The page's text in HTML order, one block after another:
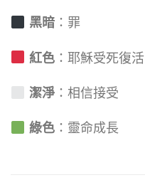
黑暗：罪
紅色：耶穌受死復活
潔淨：相信接受
綠色：靈命成長